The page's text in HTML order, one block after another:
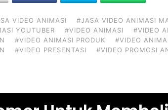
VIDEO ANIMASI #JASA VIDEO ANIMASI
YOUTUBER
#VIDEO ANIMASI #VIDEO
#VIDEO ANIMASI PRODUK #VIDEO
#VIDEO PRESENTASI #VIDEO PROMOSI